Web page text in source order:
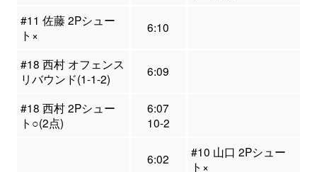
#11 佐藤 2Pシュー
ト×
6:10
#18 西村 オフェンス
リバウンド(1-1-2)
6:09
#18 西村 2Pシュー
ト○(2点)
6:07
10-2
6:02
#10 山口 2Pシュー
ト×